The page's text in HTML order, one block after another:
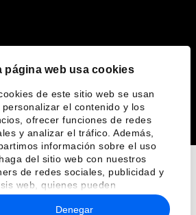
página web usa cookies
de este sitio web se usan
personalizar el contenido y los
ofrecer funciones de redes
y analizar el tráfico. Además,
información sobre el uso
del sitio web con nuestros
de redes sociales, publicidad y
web, quienes pueden
con otra información que les
proporcionado o que hayan
Denegar